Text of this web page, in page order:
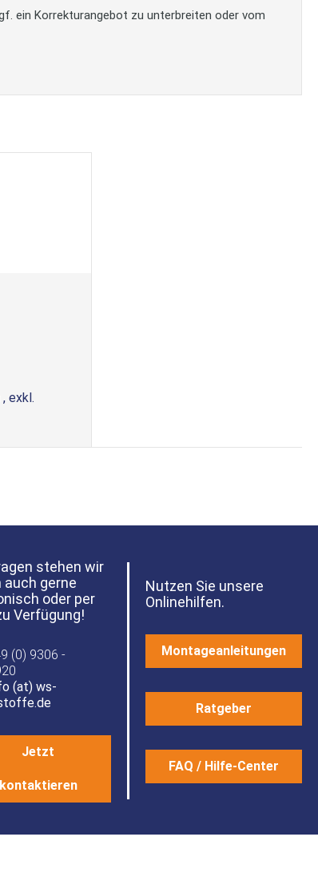
ein Korrekturangebot zu unterbreiten oder vom
, exkl.
stehen wir
auch gerne
oder per
Verfügung!
(0) 9306 -
(at) ws-
Jetzt
kontaktieren
Nutzen Sie unsere
Onlinehilfen.
Montageanleitungen
Ratgeber
FAQ / Hilfe-Center